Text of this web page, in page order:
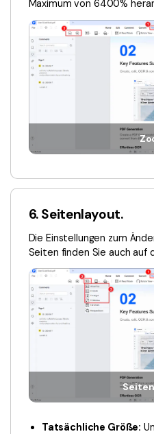
Maximum von 6400%
6. Seitenlayout.
Die Einstellungen zum
Seiten finden Sie auch auf
Tatsächliche Größe: